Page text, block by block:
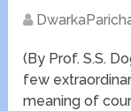
(By Prof. S.S.
few
meaning of